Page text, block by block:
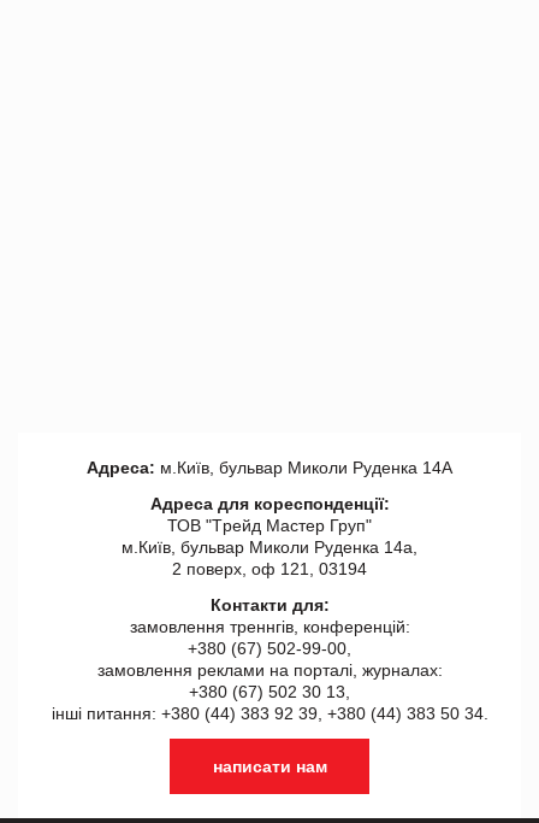
Адреса: м.Київ, бульвар Миколи Руденка 14А
Адреса для кореспонденції:
ТОВ "Tрейд Мастер Груп"
м.Київ, бульвар Миколи Руденка 14а,
2 поверх, оф 121, 03194
Контакти для:
замовлення треннгів, конференцій:
+380 (67) 502-99-00,
замовлення реклами на порталі, журналах:
+380 (67) 502 30 13,
інші питання: +380 (44) 383 92 39, +380 (44) 383 50 34.
написати нам